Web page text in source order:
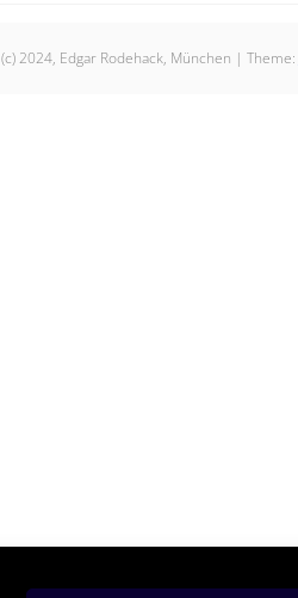
(c) 2024, Edgar Rodehack, München |Theme: